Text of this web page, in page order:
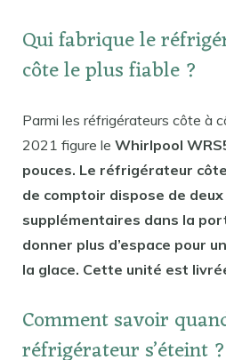
Qui fabrique le
côte le plus fiable ?
Parmi les réfrigérateurs côte à
2021 figure le Whirlpool
pouces. Le réfrigérateur
de comptoir dispose de
supplémentaires dans la
donner plus d’espace pour
la glace. Cette unité est
Comment savoir
réfrigérateur s’éteint ?